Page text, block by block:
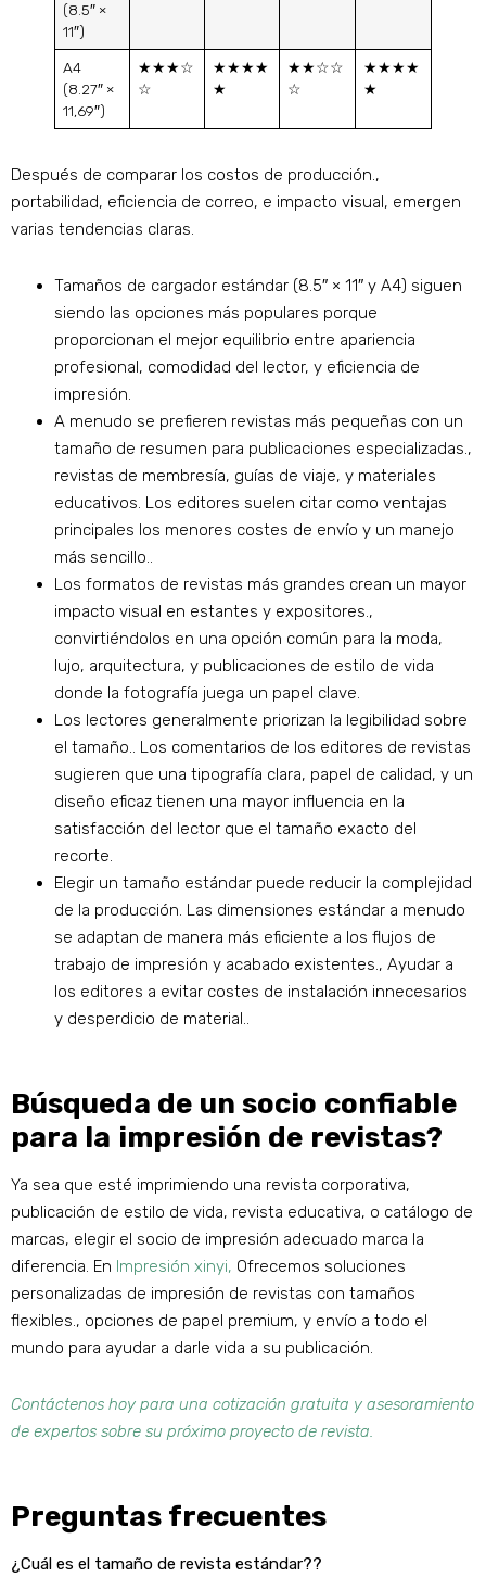
(8.5″ ×
11″)
A4
(8.27″ ×
11,69″)
★★★☆
☆
★★★★
★
★★☆☆
☆
★★★★
★
Después de comparar los costos de producción.,
portabilidad, eficiencia de correo, e impacto visual, emergen
varias tendencias claras.
Tamaños de cargador estándar (8.5″ × 11″ y A4) siguen
siendo las opciones más populares porque
proporcionan el mejor equilibrio entre apariencia
profesional, comodidad del lector, y eficiencia de
impresión.
A menudo se prefieren revistas más pequeñas con un
tamaño de resumen para publicaciones especializadas.,
revistas de membresía, guías de viaje, y materiales
educativos. Los editores suelen citar como ventajas
principales los menores costes de envío y un manejo
más sencillo..
Los formatos de revistas más grandes crean un mayor
impacto visual en estantes y expositores.,
convirtiéndolos en una opción común para la moda,
lujo, arquitectura, y publicaciones de estilo de vida
donde la fotografía juega un papel clave.
Los lectores generalmente priorizan la legibilidad sobre
el tamaño.. Los comentarios de los editores de revistas
sugieren que una tipografía clara, papel de calidad, y un
diseño eficaz tienen una mayor influencia en la
satisfacción del lector que el tamaño exacto del
recorte.
Elegir un tamaño estándar puede reducir la complejidad
de la producción. Las dimensiones estándar a menudo
se adaptan de manera más eficiente a los flujos de
trabajo de impresión y acabado existentes., Ayudar a
los editores a evitar costes de instalación innecesarios
y desperdicio de material..
Búsqueda de un socio confiable
para la impresión de revistas?
Ya sea que esté imprimiendo una revista corporativa,
publicación de estilo de vida, revista educativa, o catálogo de
marcas, elegir el socio de impresión adecuado marca la
diferencia. En Impresión xinyi, Ofrecemos soluciones
personalizadas de impresión de revistas con tamaños
flexibles., opciones de papel premium, y envío a todo el
mundo para ayudar a darle vida a su publicación.
Contáctenos hoy para una cotización gratuita y asesoramiento
de expertos sobre su próximo proyecto de revista.
Preguntas frecuentes
¿Cuál es el tamaño de revista estándar??